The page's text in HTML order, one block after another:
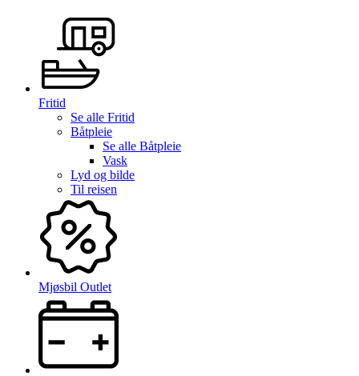
Fritid
Se alle Fritid
Båtpleie
Se alle Båtpleie
Vask
Lyd og bilde
Til reisen
Mjøsbil Outlet